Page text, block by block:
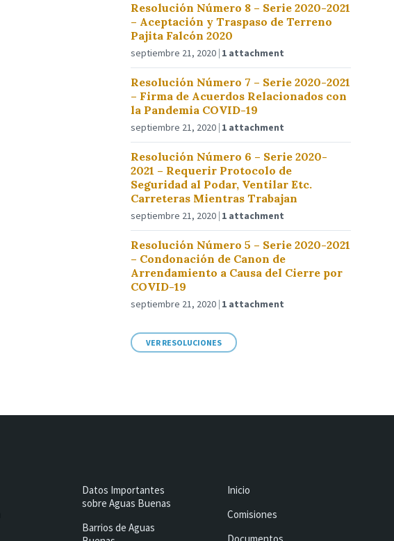
Resolución Número 8 – Serie 2020-2021
– Aceptación y Traspaso de Terreno
Pajita Falcón 2020
septiembre 21, 2020 1 attachment
Resolución Número 7 – Serie 2020-2021
– Firma de Acuerdos Relacionados con
la Pandemia COVID-19
septiembre 21, 2020 1 attachment
Resolución Número 6 – Serie 2020-
2021 – Requerir Protocolo de
Seguridad al Podar, Ventilar Etc.
Carreteras Mientras Trabajan
septiembre 21, 2020 1 attachment
Resolución Número 5 – Serie 2020-2021
– Condonación de Canon de
Arrendamiento a Causa del Cierre por
COVID-19
septiembre 21, 2020 1 attachment
VER RESOLUCIONES
Datos Importantes
sobre Aguas Buenas
Barrios de Aguas
Inicio
Comisiones